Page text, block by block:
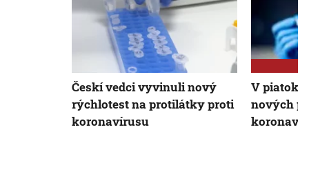
Českí vedci vyvinuli nový
rýchlotest na protilátky proti
koronavírusu
V piatok
nových